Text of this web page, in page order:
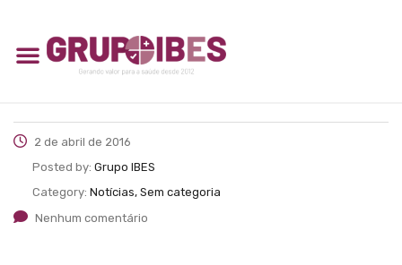
2 de abril de 2016
Posted by: Grupo IBES
Category: Notícias, Sem categoria
Nenhum comentário